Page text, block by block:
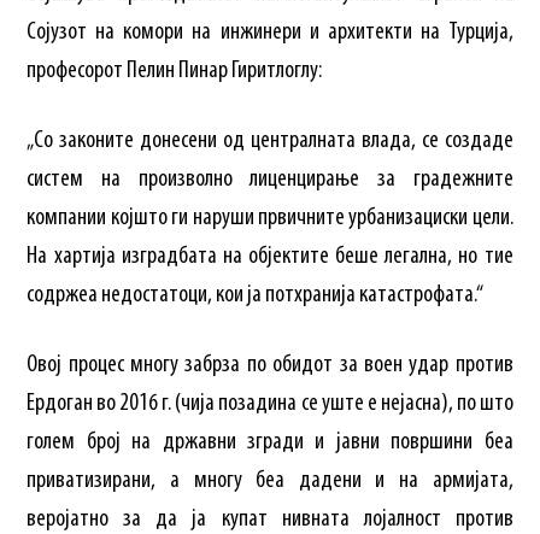
Сојузот на комори на инжинери и архитекти на Турција,
професорот Пелин Пинар Гиритлоглу:
„Со законите донесени од централната влада, се создаде
систем на произволно лиценцирање за градежните
компании којшто ги наруши првичните урбанизациски цели.
На хартија изградбата на објектите беше легална, но тие
содржеа недостатоци, кои ја потхранија катастрофата.“
Овој процес многу забрза по обидот за воен удар против
Ердоган во 2016 г. (чија позадина се уште е нејасна), по што
голем број на државни згради и јавни површини беа
приватизирани, а многу беа дадени и на армијата,
веројатно за да ја купат нивната лојалност против